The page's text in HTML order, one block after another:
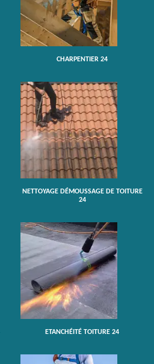
CHARPENTIER 24
NETTOYAGE DÉMOUSSAGE DE TOITURE
24
ETANCHÉITÉ TOITURE 24